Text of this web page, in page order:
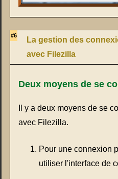
#6
La gestion des
avec Filezilla
Deux moyens de se
Il y a deux moyens de se
avec Filezilla.
Pour une connexion
utiliser l'interface de